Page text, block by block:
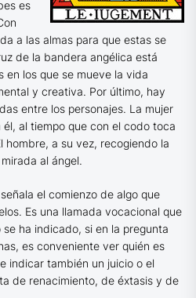
es
a las almas para que estas se
de la bandera angélica está
en los que se mueve la vida
y creativa. Por último, hay
entre los personajes. La mujer
al tiempo que con el codo toca
hombre, a su vez, recogiendo la
al ángel.
el comienzo de algo que
Es una llamada vocacional que
ha indicado, si en la pregunta
es conveniente ver quién es
indicar también un juicio o el
de renacimiento, de éxtasis y de